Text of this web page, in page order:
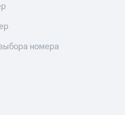
номера